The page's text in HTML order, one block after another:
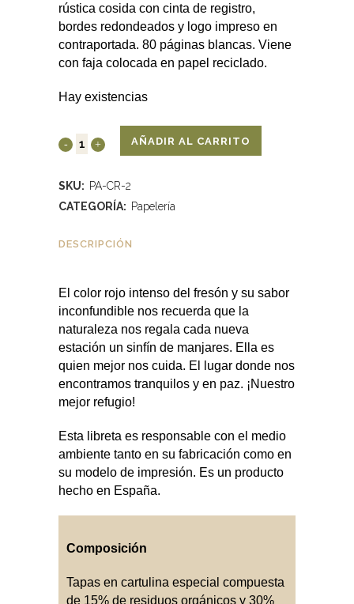
rústica cosida con cinta de registro,
bordes redondeados y logo impreso en
contraportada. 80 páginas blancas. Viene
con faja colocada en papel reciclado.
Hay existencias
AÑADIR AL CARRITO
SKU: PA-CR-2
CATEGORÍA: Papelería
DESCRIPCIÓN
El color rojo intenso del fresón y su sabor
inconfundible nos recuerda que la
naturaleza nos regala cada nueva
estación un sinfín de manjares. Ella es
quien mejor nos cuida. El lugar donde nos
encontramos tranquilos y en paz. ¡Nuestro
mejor refugio!
Esta libreta es responsable con el medio
ambiente tanto en su fabricación como en
su modelo de impresión. Es un producto
hecho en España.
Composición
Tapas en cartulina especial compuesta
de 15% de residuos orgánicos y 30%